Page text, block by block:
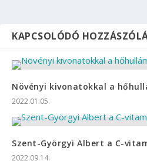
KAPCSOLÓDÓ
Növényi kivonatokkal a
2022.01.05.
Szent-Györgyi Albert a C-
2022.09.14.